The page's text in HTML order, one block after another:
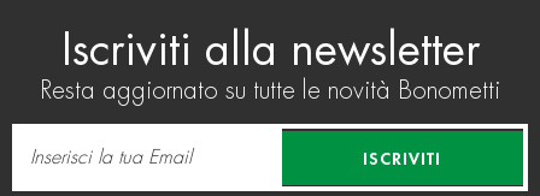
Iscriviti alla newsletter
Resta aggiornato su tutte le novità Bonometti
ISCRIVITI